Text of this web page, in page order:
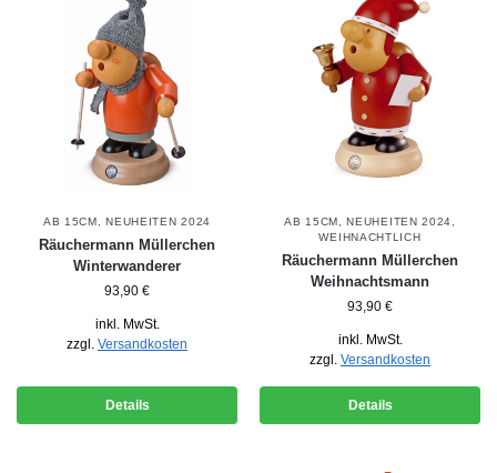
AB 15CM ,NEUHEITEN 2024
Räuchermann Müllerchen
Winterwanderer
93,90 €
inkl. MwSt.
zzgl. Versandkosten
Details
AB 15CM ,NEUHEITEN 2024
WEIHNACHTLICH
Räuchermann Müllerchen
Weihnachtsmann
93,90 €
inkl. MwSt.
zzgl. Versandkosten
Details